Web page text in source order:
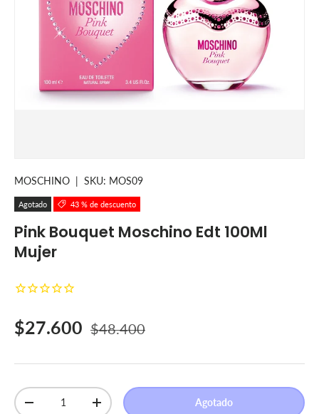
MOSCHINO | SKU: MOS09
Agotado 43 % de descuento
Pink Bouquet Moschino Edt 100Ml
Mujer
Precio de venta
$27.600 Precio normal
$48.400
Cant.
Disminuir cantidadAumentar la cantidad Agotado